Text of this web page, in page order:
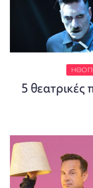
5 θεατρικές